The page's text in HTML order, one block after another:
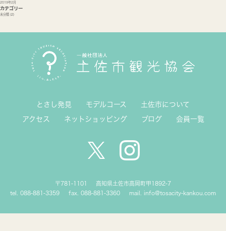
2019年2月
カテゴリー
未分類 (2)
とさし発見 モデルコース 土佐市について
アクセス ネットショッピング ブログ 会員一覧
〒781-1101
高知県土佐市高岡町甲1892-7
tel. 088-881-3359
fax. 088-881-3360 mail. info@tosacity-kankou.com